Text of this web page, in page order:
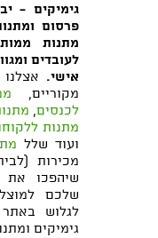
גימיקים -
פרסום
מתנות
לעובדים
אישי.
מקוריים,
לכנסים,
מתנות
ועוד שלל
מכירות
שיהפכו את
שלכם
לגלוש
גימיקים